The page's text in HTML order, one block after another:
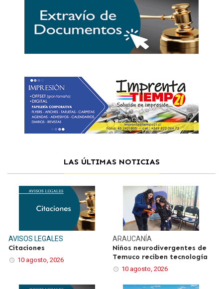
LAS ÚLTIMAS NOTICIAS
AVISOS LEGALES
Citaciones
10 agosto, 2026
ARAUCANÍA
Niños neurodivergentes de
Temuco reciben tecnología
10 agosto, 2026